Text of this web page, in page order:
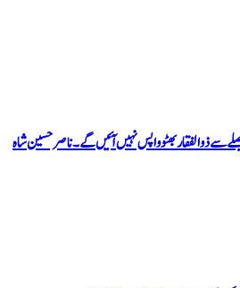
سے ذوالفقار بھٹو واپس نہیں آئیں گے۔ ناصر حسین شاہ